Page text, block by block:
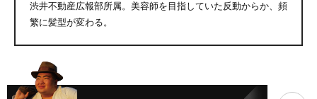
渋井不動産広報部所属。美容師を目指していた反動からか、頻
繁に髪型が変わる。